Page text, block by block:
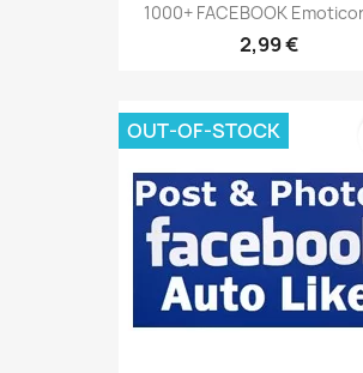
1000+ FACEBOOK
2,99 €
OUT-OF-STOCK